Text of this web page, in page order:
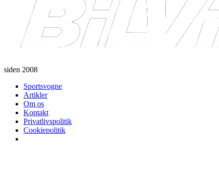
siden 2008
Sportsvogne
Artikler
Om os
Kontakt
Privatlivspolitik
Cookiepolitik